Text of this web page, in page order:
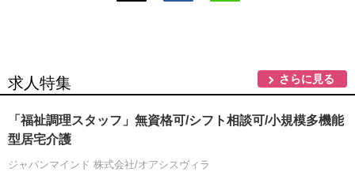
求人特集 さらに見る
「福祉調理スタッフ」無資格可/シフト相談可/小規模多機能
型居宅介護
ジャパンマインド 株式会社/オアシスヴィラ